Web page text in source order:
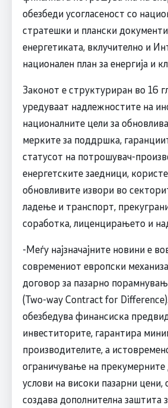
обезбеди усогласеност со
стратешки и плански
енергетиката, вклучително и
национален план за енергија и
Законот е структуриран во 16
уредуваат надлежностите на
националните цели за
мерките за поддршка,
статусот на потрошувач-
енергетските заедници,
обновливите извори во
ладење и транспорт,
соработка, лиценцирањето и
-Меѓу најзначајните новини е
современиот европски
договор за пазарно
(Two-way Contract for
обезбедува финансиска
инвеститорите, гарантира
производителите, а
ограничување на
услови на високи пазарни цени,
создава дополнителна заштита